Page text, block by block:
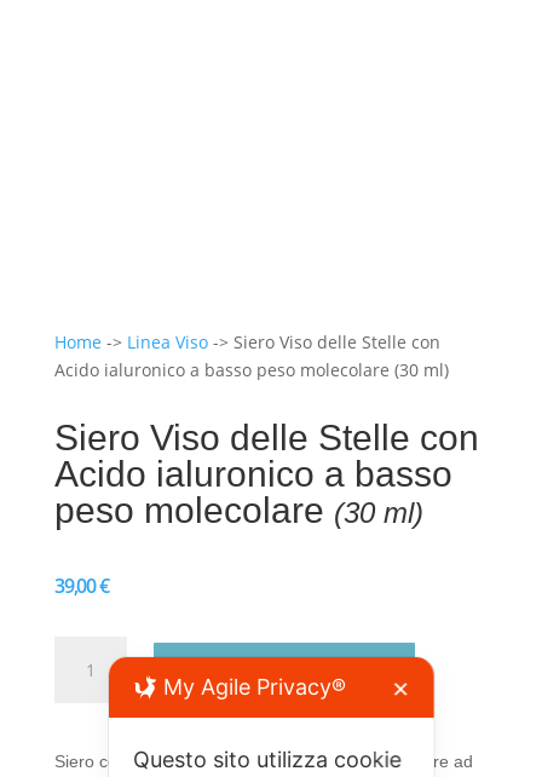
Home -> Linea Viso-> Siero Viso delle Stelle con
Acido ialuronico a basso peso molecolare (30 ml)
Siero Viso delle Stelle con
Acido ialuronico a basso
peso molecolare (30 ml)
39,00€
con
Aggiungi al carrello
Siero con acido ialuronico a basso peso molecolare ad
My Agile Privacy® ✕
Questo sito utilizza cookie